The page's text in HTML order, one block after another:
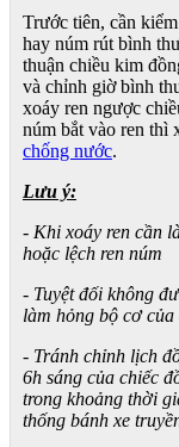
Trước tiên, cần
hay núm rút bình
thuận chiều kim
và chỉnh giờ bình
xoáy ren ngược
núm bắt vào ren thì
chống nước.
Lưu ý:
- Khi xoáy ren cần
hoặc lệch ren núm
- Tuyệt đối không
làm hỏng bộ cơ của
- Tránh chỉnh lịch
6h sáng của chiếc
trong khoảng thời
thống bánh xe